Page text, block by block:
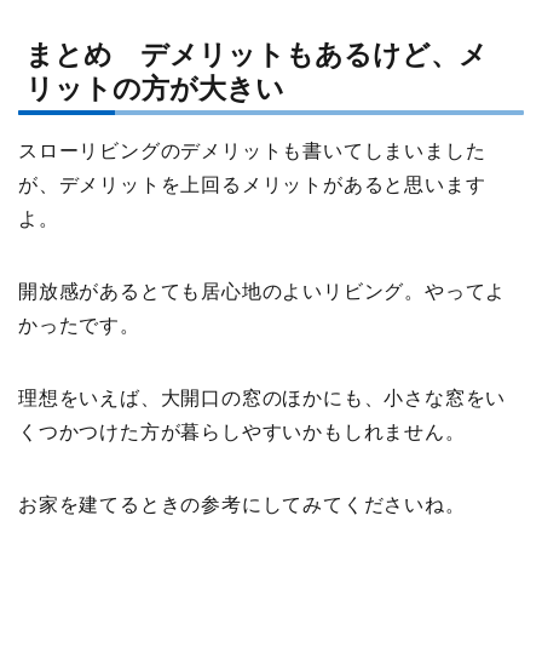
まとめ デメリットもあるけど、メ
リットの方が大きい
スローリビングのデメリットも書いてしまいました
が、デメリットを上回るメリットがあると思います
よ。
開放感があるとても居心地のよいリビング。やってよ
かったです。
理想をいえば、大開口の窓のほかにも、小さな窓をい
くつかつけた方が暮らしやすいかもしれません。
お家を建てるときの参考にしてみてくださいね。